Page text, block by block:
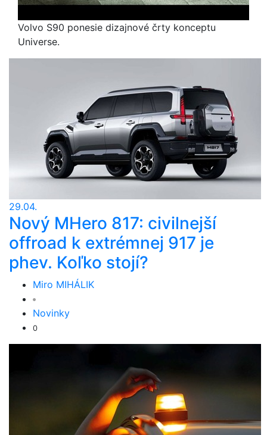
Volvo S90 ponesie dizajnové črty konceptu
Universe.
29.04.
Nový MHero 817: civilnejší
offroad k extrémnej 917 je
phev. Koľko stojí?
Miro MIHÁLIK
Novinky
0